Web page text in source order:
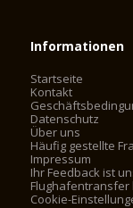
Informationen
Startseite
Kontakt
Datenschutz
Über uns
Häufig gestellte
Impressum
Ihr Feedback ist
Cookie-